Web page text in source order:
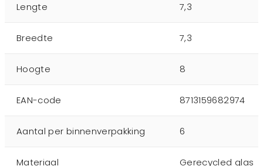
Lengte 7,3
Breedte 7,3
Hoogte 8
EAN-code 8713159682974
Aantal per binnenverpakking 6
Materiaal Gerecycled glas